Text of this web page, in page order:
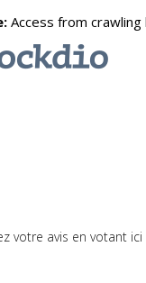
votre avis en votant